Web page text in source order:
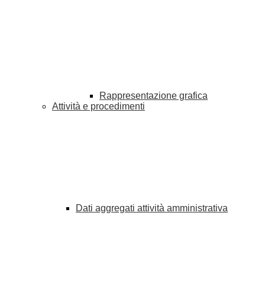
Rappresentazione grafica
Attività e procedimenti
Dati aggregati attività amministrativa